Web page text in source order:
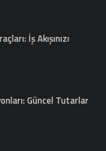
İş Akışınızı
Güncel Tutarlar